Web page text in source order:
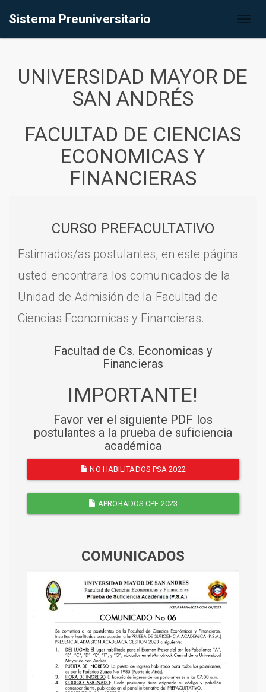
Sistema Preuniversitario
UNIVERSIDAD MAYOR DE
SAN ANDRÉS
FACULTAD DE CIENCIAS
ECONOMICAS Y
FINANCIERAS
CURSO PREFACULTATIVO
Estimados/as postulantes, en este página
usted encontrara los comunicados de la
Unidad de Admisión de la Facultad de
Ciencias Economicas y Financieras.
Facultad de Cs. Economicas y
Financieras
IMPORTANTE!
Favor ver el siguiente PDF los
postulantes a la prueba de suficiencia
académica
NO HABILITADOS PSA 2022
APROBADOS CPF 2023
COMUNICADOS